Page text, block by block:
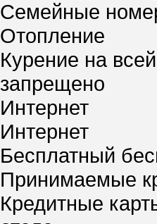
Семейные
Отопление
Курение на
запрещено
Интернет
Интернет
Бесплатный
Принимаемые
Кредитные